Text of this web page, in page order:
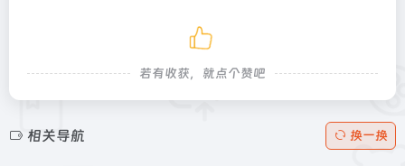
若有收获，就点个赞吧
相关导航 换一换